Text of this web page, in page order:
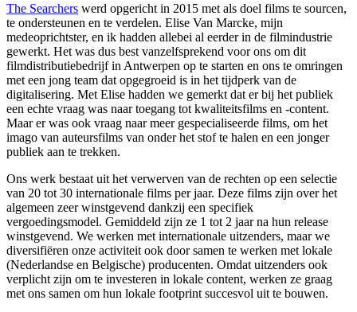
The Searchers werd opgericht in 2015 met als doel films te sourcen,
te ondersteunen en te verdelen. Elise Van Marcke, mijn
medeoprichtster, en ik hadden allebei al eerder in de filmindustrie
gewerkt. Het was dus best vanzelfsprekend voor ons om dit
filmdistributiebedrijf in Antwerpen op te starten en ons te omringen
met een jong team dat opgegroeid is in het tijdperk van de
digitalisering. Met Elise hadden we gemerkt dat er bij het publiek
een echte vraag was naar toegang tot kwaliteitsfilms en -content.
Maar er was ook vraag naar meer gespecialiseerde films, om het
imago van auteursfilms van onder het stof te halen en een jonger
publiek aan te trekken.
Ons werk bestaat uit het verwerven van de rechten op een selectie
van 20 tot 30 internationale films per jaar. Deze films zijn over het
algemeen zeer winstgevend dankzij een specifiek
vergoedingsmodel. Gemiddeld zijn ze 1 tot 2 jaar na hun release
winstgevend. We werken met internationale uitzenders, maar we
diversifiëren onze activiteit ook door samen te werken met lokale
(Nederlandse en Belgische) producenten. Omdat uitzenders ook
verplicht zijn om te investeren in lokale content, werken ze graag
met ons samen om hun lokale footprint succesvol uit te bouwen.